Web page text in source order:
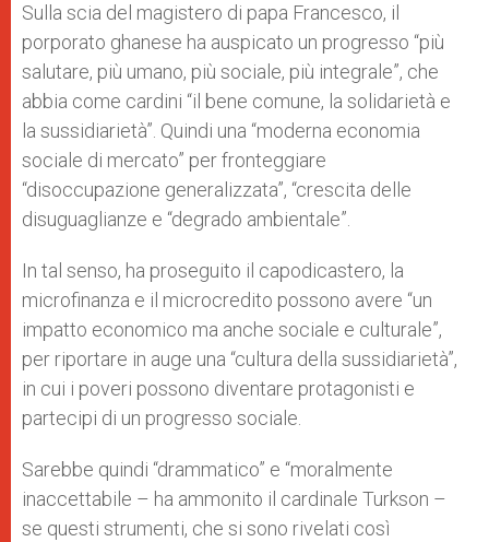
Sulla scia del magistero di papa Francesco, il
porporato ghanese ha auspicato un progresso “più
salutare, più umano, più sociale, più integrale”, che
abbia come cardini “il bene comune, la solidarietà e
la sussidiarietà”. Quindi una “moderna economia
sociale di mercato” per fronteggiare
“disoccupazione generalizzata”, “crescita delle
disuguaglianze e “degrado ambientale”.
In tal senso, ha proseguito il capodicastero, la
microfinanza e il microcredito possono avere “un
impatto economico ma anche sociale e culturale”,
per riportare in auge una “cultura della sussidiarietà”,
in cui i poveri possono diventare protagonisti e
partecipi di un progresso sociale.
Sarebbe quindi “drammatico” e “moralmente
inaccettabile – ha ammonito il cardinale Turkson –
se questi strumenti, che si sono rivelati così